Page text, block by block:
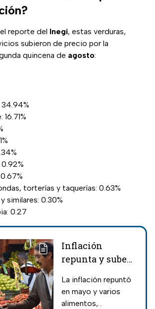
reporte del Inegi, estas verduras,
subieron de precio por la
quincena de agosto:
34.94%
torterías y taquerías: 0.63%
similares: 0.30%
0.27
Inflación
repunta y suben
verduras y
servicios
La inflación repuntó
en mayo y varios
alimentos,